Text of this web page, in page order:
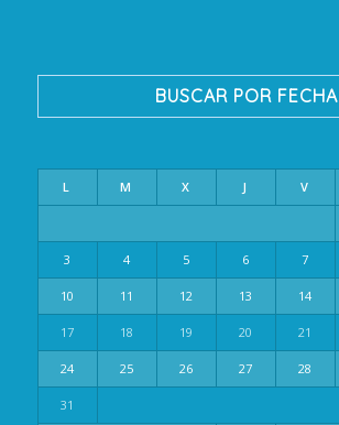
BUSCAR POR FECHA
L M X J V
3 4 5 6 7
10 11 12 13 14
17 18 19 20 21
24 25 26 27 28
31